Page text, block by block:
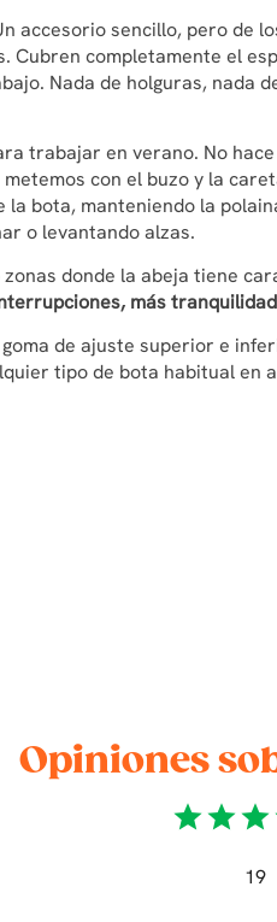
accesorio sencillo, pero de
Cubren completamente el
Nada de holguras, nada
trabajar en verano. No
con el buzo y la
bota, manteniendo la
o levantando alzas.
donde la abeja tiene
más tranquilidad
de ajuste superior e
tipo de bota habitual en
Opiniones
starstarstar
19